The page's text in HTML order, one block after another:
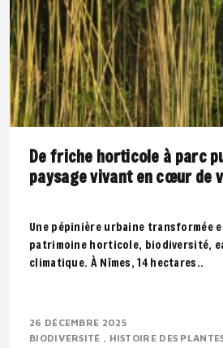
De friche horticole à parc
paysage vivant en cœur de
Une pépinière urbaine transformée
patrimoine horticole, biodiversité,
climatique. À Nîmes, 14 hectares..
26 DÉCEMBRE 2025
BIODIVERSITÉ
HISTOIRE DES